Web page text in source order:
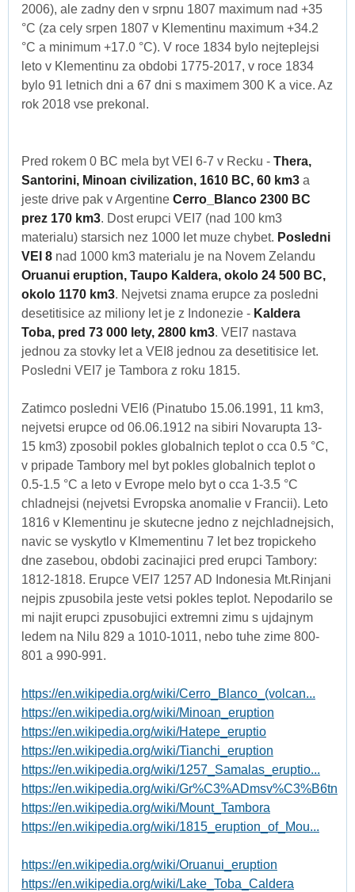
2006), ale zadny den v srpnu 1807 maximum nad +35
°C (za cely srpen 1807 v Klementinu maximum +34.2
°C a minimum +17.0 °C). V roce 1834 bylo nejteplejsi
leto v Klementinu za obdobi 1775-2017, v roce 1834
bylo 91 letnich dni a 67 dni s maximem 300 K a vice. Az
rok 2018 vse prekonal.
Pred rokem 0 BC mela byt VEI 6-7 v Recku - Thera,
Santorini, Minoan civilization, 1610 BC, 60 km3 a
jeste drive pak v Argentine Cerro_Blanco 2300 BC
prez 170 km3. Dost erupci VEI7 (nad 100 km3
materialu) starsich nez 1000 let muze chybet. Posledni
VEI 8 nad 1000 km3 materialu je na Novem Zelandu
Oruanui eruption, Taupo Kaldera, okolo 24 500 BC,
okolo 1170 km3. Nejvetsi znama erupce za posledni
desetitisice az miliony let je z Indonezie - Kaldera
Toba, pred 73 000 lety, 2800 km3. VEI7 nastava
jednou za stovky let a VEI8 jednou za desetitisice let.
Posledni VEI7 je Tambora z roku 1815.
Zatimco posledni VEI6 (Pinatubo 15.06.1991, 11 km3,
nejvetsi erupce od 06.06.1912 na sibiri Novarupta 13-
15 km3) zposobil pokles globalnich teplot o cca 0.5 °C,
v pripade Tambory mel byt pokles globalnich teplot o
0.5-1.5 °C a leto v Evrope melo byt o cca 1-3.5 °C
chladnejsi (nejvetsi Evropska anomalie v Francii). Leto
1816 v Klementinu je skutecne jedno z nejchladnejsich,
navic se vyskytlo v Klmementinu 7 let bez tropickeho
dne zasebou, obdobi zacinajici pred erupci Tambory:
1812-1818. Erupce VEI7 1257 AD Indonesia Mt.Rinjani
nejpis zpusobila jeste vetsi pokles teplot. Nepodarilo se
mi najit erupci zpusobujici extremni zimu s ujdajnym
ledem na Nilu 829 a 1010-1011, nebo tuhe zime 800-
801 a 990-991.
https://en.wikipedia.org/wiki/Cerro_Blanco_(volcan...
https://en.wikipedia.org/wiki/Minoan_eruption
https://en.wikipedia.org/wiki/Hatepe_eruptio
https://en.wikipedia.org/wiki/Tianchi_eruption
https://en.wikipedia.org/wiki/1257_Samalas_eruptio...
https://en.wikipedia.org/wiki/Gr%C3%ADmsv%C3%B6tn
https://en.wikipedia.org/wiki/Mount_Tambora
https://en.wikipedia.org/wiki/1815_eruption_of_Mou...
https://en.wikipedia.org/wiki/Oruanui_eruption
https://en.wikipedia.org/wiki/Lake_Toba_Caldera